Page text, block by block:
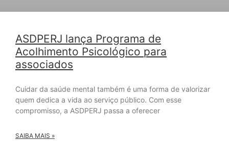
ASDPERJ lança Programa de
Acolhimento Psicológico para
associados
Cuidar da saúde mental também é uma forma de valorizar
quem dedica a vida ao serviço público. Com esse
compromisso, a ASDPERJ passa a oferecer
SAIBA MAIS »